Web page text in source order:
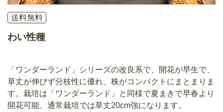
送料無料
わい性種
「ワンダーランド」シリーズの改良系で、開花が早生で、
草丈が伸びず分枝性に優れ、株がコンパクトにまとまりま
す。栽培は「ワンダーランド」と同様で夏まきで早春より
開花可能、通常栽培では草丈20cm強になります。